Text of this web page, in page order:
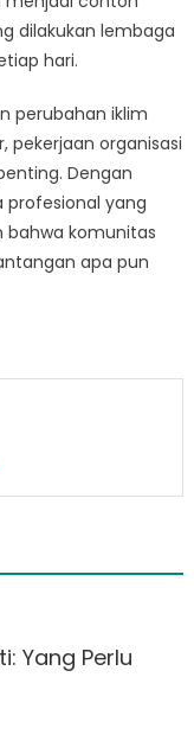
dilakukan lembaga
hari.
perubahan iklim
pekerjaan organisasi
Dengan
yang
bahwa komunitas
apa pun
Yang Perlu